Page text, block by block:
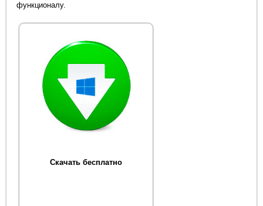
функционалу.
Скачать бесплатно